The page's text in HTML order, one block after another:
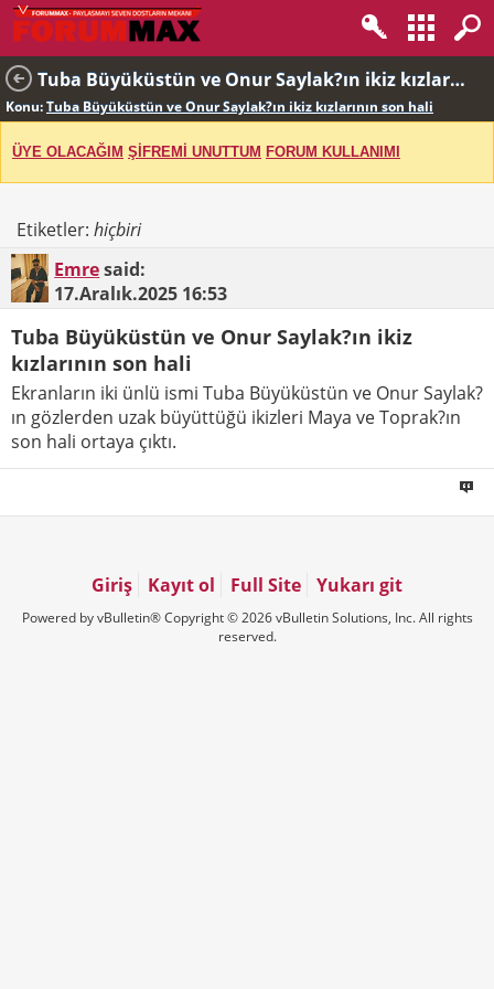
Tuba Büyüküstün ve Onur Saylak?ın ikiz kızlarının son hali
Konu:Tuba Büyüküstün ve Onur Saylak?ın ikiz kızlarının son hali
ÜYE OLACAĞIM ŞİFREMİ UNUTTUM FORUM KULLANIMI
Etiketler: hiçbiri
Emresaid:
17.Aralık.2025 16:53
Tuba Büyüküstün ve Onur Saylak?ın ikiz
kızlarının son hali
Ekranların iki ünlü ismi Tuba Büyüküstün ve Onur Saylak?
ın gözlerden uzak büyüttüğü ikizleri Maya ve Toprak?ın
son hali ortaya çıktı.
Giriş Kayıt ol Full Site Yukarı git
Powered by vBulletin® Copyright © 2026 vBulletin Solutions, Inc. All rights
reserved.